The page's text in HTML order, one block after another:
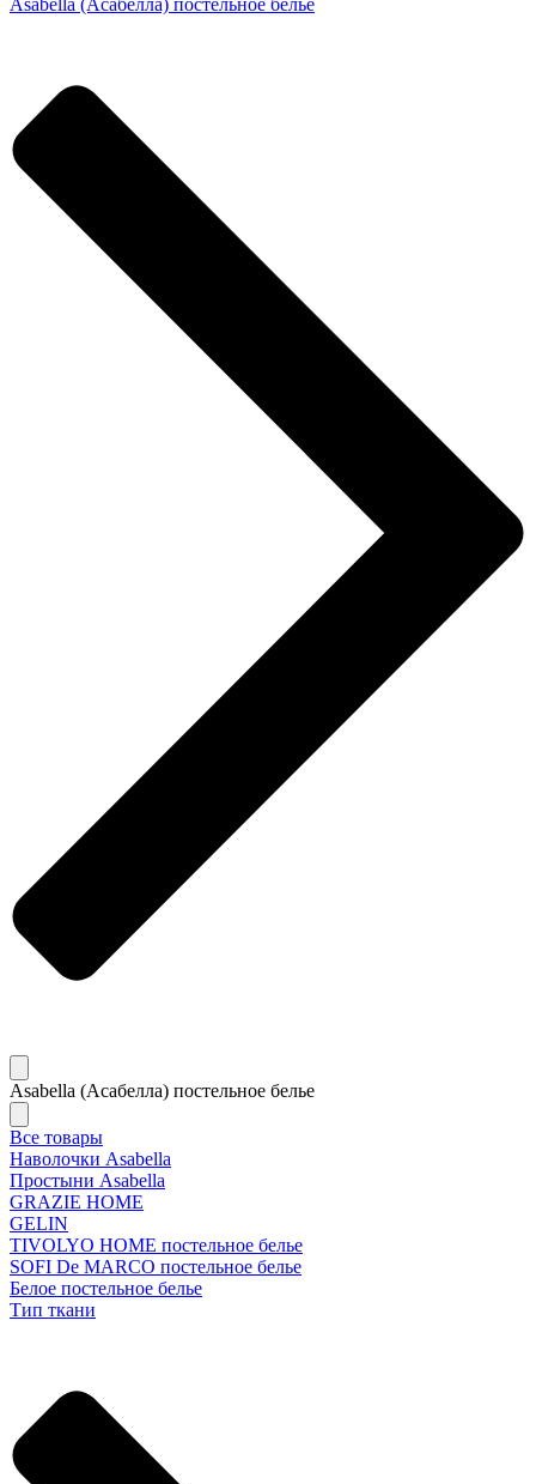
Asabella (Асабелла) постельное белье
Все товары
Наволочки Asabella
Простыни Asabella
GRAZIE HOME
GELIN
TIVOLYO HOME постельное белье
SOFI De MARCO постельное белье
Белое постельное белье
Тип ткани